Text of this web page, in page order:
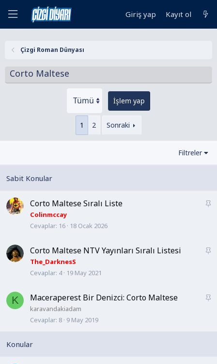
Giriş yap Kayıt ol
Çizgi Roman Dünyası
Corto Maltese
İşlem yap
1 2 Sonraki
Filtreler
S
t
Corto Maltese Sıralı Liste
Colinmccay
Cevaplar 16 18 Ocak 2026
S
t
Corto Maltese NTV Yayınları Sıralı Listesi
The_DarknesS
Cevaplar 4 19 May 2021
K
S
Maceraperest Bir Denizci: Corto Maltese
karavandakiadam
Cevaplar 8 9 May 2019